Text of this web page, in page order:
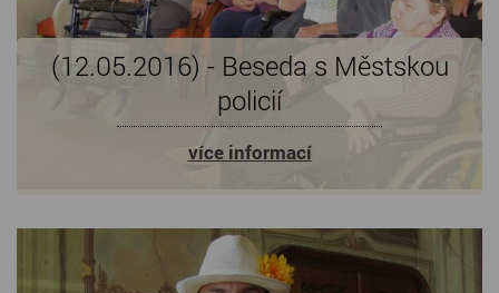
(12.05.2016) - Beseda s Městskou
policií
více informací